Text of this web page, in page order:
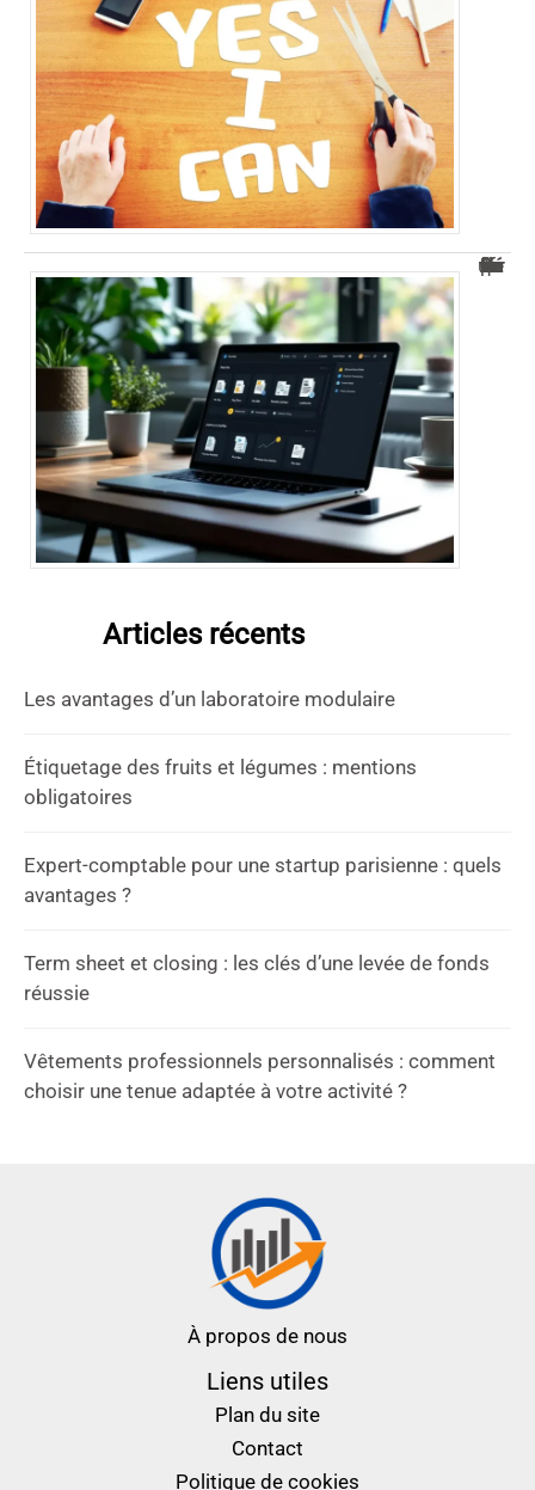
Découvrez Arkevia : le coffre-fort numérique sécurisé pour vous
Articles récents
Les avantages d’un laboratoire modulaire
Étiquetage des fruits et légumes : mentions
obligatoires
Expert-comptable pour une startup parisienne : quels
avantages ?
Term sheet et closing : les clés d’une levée de fonds
réussie
Vêtements professionnels personnalisés : comment
choisir une tenue adaptée à votre activité ?
À propos de nous
Liens utiles
Plan du site
Contact
Politique de cookies